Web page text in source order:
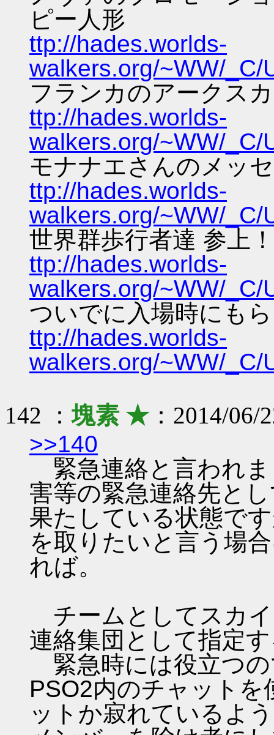
ピー人形
ttp://hades.worlds-
walkers.org/~WW/_C/
フランカのアークス
ttp://hades.worlds-
walkers.org/~WW/_C/
モナナエさんのメッ
ttp://hades.worlds-
walkers.org/~WW/_C/
世界群歩行者達 参上！
ttp://hades.worlds-
walkers.org/~WW/_C/
ついでに入場時にも
ttp://hades.worlds-
walkers.org/~WW/_C/
142 ：塊素 ★：2014/06/
>>140
緊急連絡と言われ
害等の緊急連絡先と
果たしている状態で
を取りたいと言う場
れば。
チームとしてスカ
連絡集団として指定
緊急時には役立つ
PSO2内のチャット
ットか寂れているよ